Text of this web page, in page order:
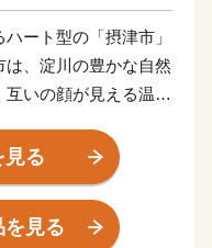
ート型の「摂津市」
、淀川の豊かな自然
いの顔が見える温か
が良いだけではな
電鉄正雀工場」もあ
ます。
優品（せっつすぐれ
見る
見る